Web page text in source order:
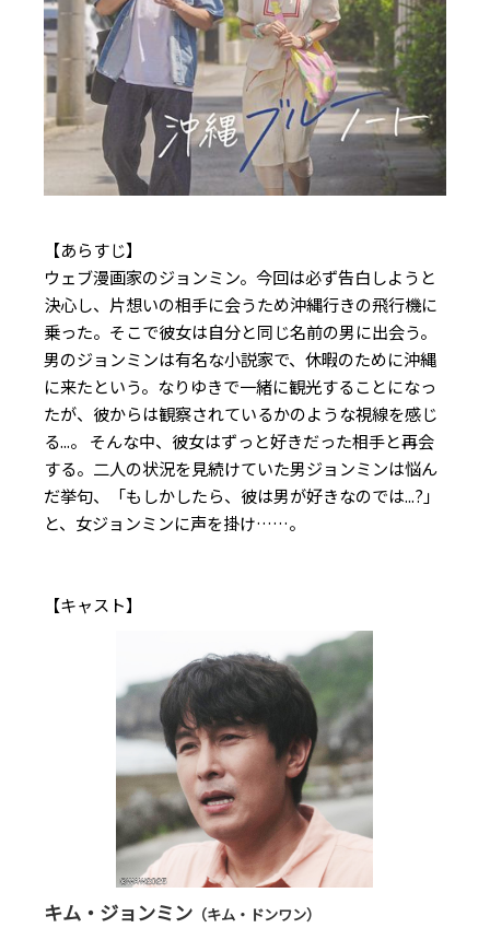
【あらすじ】
ウェブ漫画家のジョンミン。今回は必ず告白しようと
決心し、片想いの相手に会うため沖縄行きの飛行機に
乗った。そこで彼女は自分と同じ名前の男に出会う。
男のジョンミンは有名な小説家で、休暇のために沖縄
に来たという。なりゆきで一緒に観光することになっ
たが、彼からは観察されているかのような視線を感じ
る...。 そんな中、彼女はずっと好きだった相手と再会
する。二人の状況を見続けていた男ジョンミンは悩ん
だ挙句、「もしかしたら、彼は男が好きなのでは...?」
と、女ジョンミンに声を掛け……。
【キャスト】
キム・ジョンミン（キム・ドンワン）